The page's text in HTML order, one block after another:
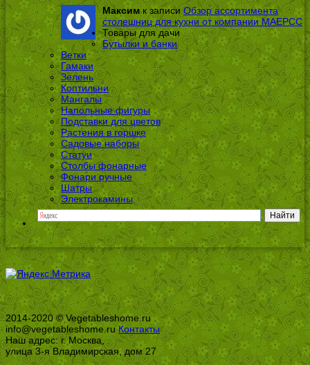
Максимк записиОбзор ассортимента
столешниц для кухни от компании МАЕРСС
Товары для дачи
Бутылки и банки
Ветки
Гамаки
Зелень
Коптильни
Мангалы
Напольные фигуры
Подставки для цветов
Растения в горшке
Садовые наборы
Статуи
Столбы фонарные
Фонари ручные
Шатры
Электрокамины
2014-2020 © Vegetableshome.ru
info@vegetableshome.ruКонтакты
Наш адрес: г. Москва,
улица 3-я Владимирская, дом 27